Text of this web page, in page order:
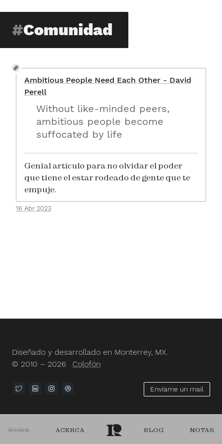
WORK ACERCA BLOG NOTAS
Comunidad
Ambitious People Need Each Other - David
Perell
Without like-minded peers,
ambitious people become
suffocated by life
Genial artículo para no olvidar el poder
que tiene el estar rodeado de gente que te
empuje.
16 Abr 2023
Diseñado y desarrollado en Monterrey, MX.
© 2010 – 2026
Colofón
Envíame un mail